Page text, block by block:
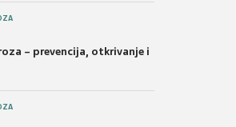
– prevencija, otkrivanje i